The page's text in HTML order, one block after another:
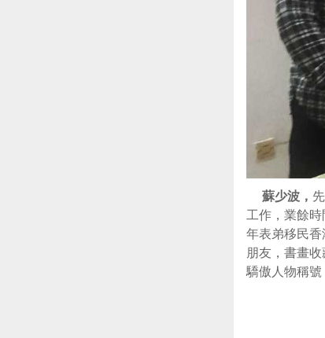
蘇少波 ，
工作，業餘
年表弟移民香
朋友，書畫收
驕傲人物稱